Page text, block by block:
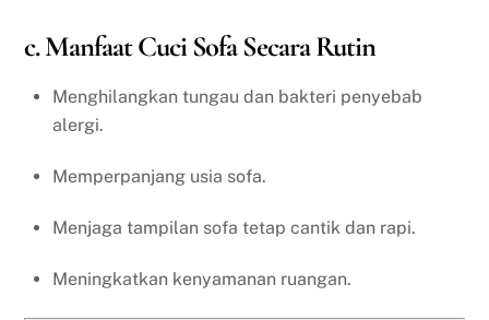
c. Manfaat Cuci Sofa Secara Rutin
Menghilangkan tungau dan bakteri penyebab
alergi.
Memperpanjang usia sofa.
Menjaga tampilan sofa tetap cantik dan rapi.
Meningkatkan kenyamanan ruangan.